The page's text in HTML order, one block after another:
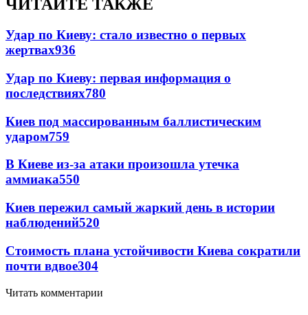
ЧИТАЙТЕ ТАКЖЕ
Удар по Киеву: стало известно о первых
жертвах936
Удар по Киеву: первая информация о
последствиях780
Киев под массированным баллистическим
ударом759
В Киеве из-за атаки произошла утечка
аммиака550
Киев пережил самый жаркий день в истории
наблюдений520
Стоимость плана устойчивости Киева сократили
почти вдвое304
Читать комментарии